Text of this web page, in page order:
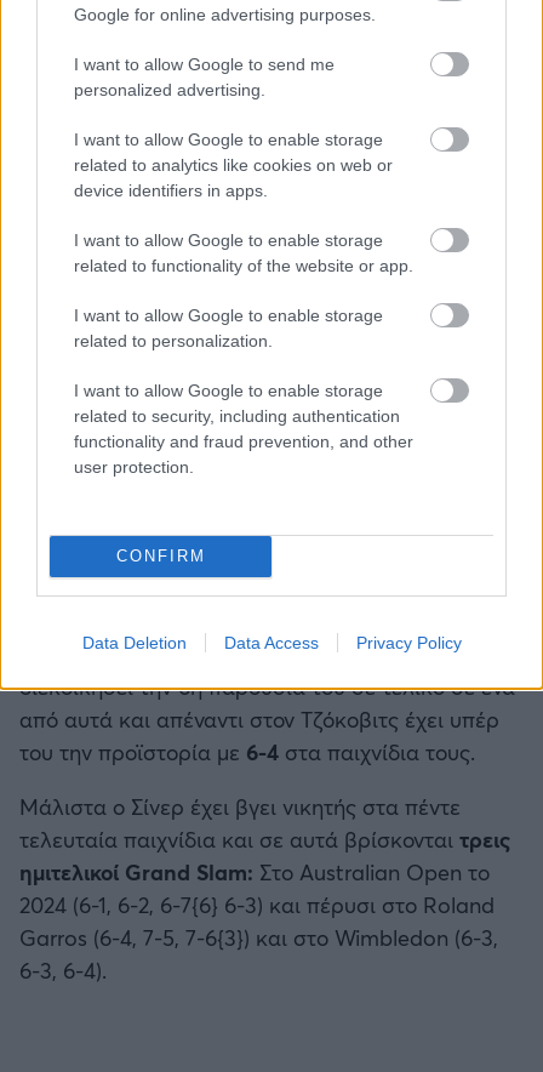
Google for online advertising purposes.
I want to allow Google to send me
personalized advertising.
I want to allow Google to enable storage
related to analytics like cookies on web or
device identifiers in apps.
I want to allow Google to enable storage
related to functionality of the website or app.
I want to allow Google to enable storage
related to personalization.
I want to allow Google to enable storage
related to security, including authentication
functionality and fraud prevention, and other
user protection.
CONFIRM
Data Deletion Data Access Privacy Policy
Jannik Sinner survived
a huge scare to
progress after suffering
from cramps in the
intense heat at the
Australian Open 🥵
#AusOpen
pic.twitter.com/piqttrI8ox
— TNT Sports
24, 2026
Ο Σίνερ με τους τέσσερις τίτλους σε Gran Slam θα
διεκδικήσει την 6η παρουσία του σε τελικό σε ένα
από αυτά και απέναντι στον Τζόκοβιτς έχει υπέρ
του την προϊστορία με 6-4 στα παιχνίδια τους.
Μάλιστα ο Σίνερ έχει βγει νικητής στα πέντε
τελευταία παιχνίδια και σε αυτά βρίσκονται τρεις
ημιτελικοί Grand Slam: Στο Australian Open το
2024 (6-1, 6-2, 6-7{6} 6-3) και πέρυσι στο Roland
Garros (6-4, 7-5, 7-6{3}) και στο Wimbledon (6-3,
6-3, 6-4).